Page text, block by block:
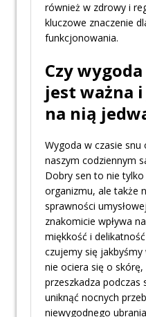
również w zdrowy i
kluczowe znaczenie
funkcjonowania.
Czy
jest ważna
na nią
Wygoda w czasie
naszym codziennym
Dobry sen to nie
organizmu, ale także
sprawności
znakomicie wpływa
miękkość i
czujemy się jakbyśmy
nie ociera się o skórę,
przeszkadza podczas
uniknąć nocnych
niewygodnego